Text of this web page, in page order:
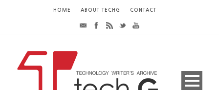
HOME ABOUT TECHG CONTACT